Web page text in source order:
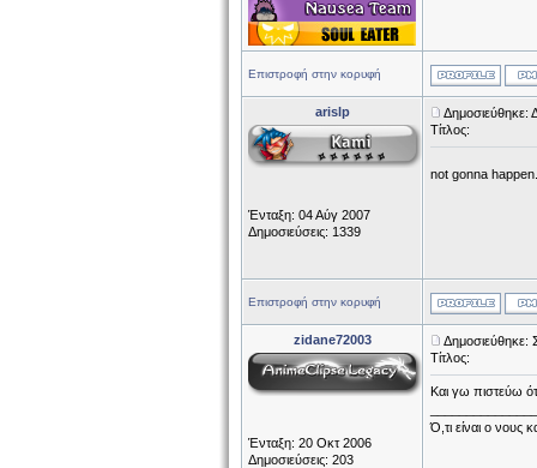
Επιστροφή στην κορυφή
arislp
Ένταξη: 04 Αύγ 2007
Δημοσιεύσεις: 1339
Δημοσιεύθηκε:
Τίτλος:
not gonna
Επιστροφή στην κορυφή
zidane72003
Ένταξη: 20 Οκτ 2006
Δημοσιεύσεις: 203
Δημοσιεύθηκε:
Τίτλος:
Και γω πιστεύω
Ό,τι είναι ο νους